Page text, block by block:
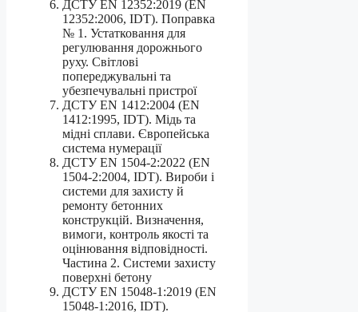
ДСТУ EN 12352:2019 (EN
12352:2006, IDT). Поправка
№ 1. Устатковання для
регулювання дорожнього
руху. Світлові
попереджувальні та
убезпечувальні пристрої
ДСТУ EN 1412:2004 (EN
1412:1995, IDT). Мідь та
мідні сплави. Європейська
система нумерації
ДСТУ EN 1504-2:2022 (EN
1504-2:2004, IDT). Вироби і
системи для захисту й
ремонту бетонних
конструкцій. Визначення,
вимоги, контроль якості та
оцінювання відповідності.
Частина 2. Системи захисту
поверхні бетону
ДСТУ EN 15048-1:2019 (EN
15048-1:2016, IDT).